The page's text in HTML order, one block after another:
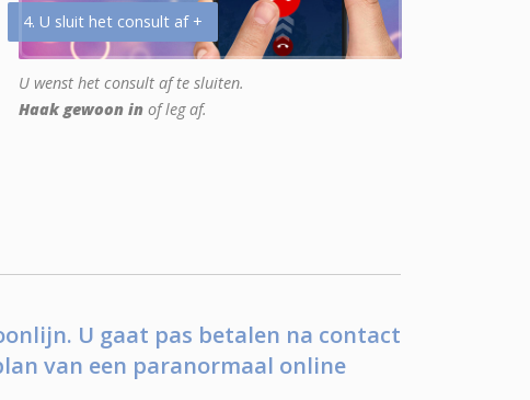
4. U sluit het consult af +
U wenst het consult af te sluiten.
Haak gewoon in of leg af.
U gaat pas betalen na contact
van een paranormaal online